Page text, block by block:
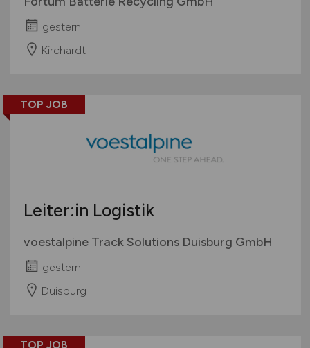
gestern
Kirchardt
TOP JOB
Leiter:in Logistik
voestalpine Track Solutions Duisburg GmbH
gestern
Duisburg
TOP JOB